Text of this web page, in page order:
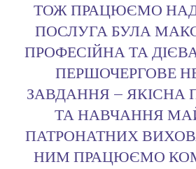
ТОЖ ПРАЦЮЄМО
ПОСЛУГА БУЛА
ПРОФЕСІЙНА ТА
ПЕРШОЧЕРГОВЕ
ЗАВДАННЯ – ЯКІСНА
ТА НАВЧАННЯ
ПАТРОНАТНИХ
НИМ ПРАЦЮЄМО